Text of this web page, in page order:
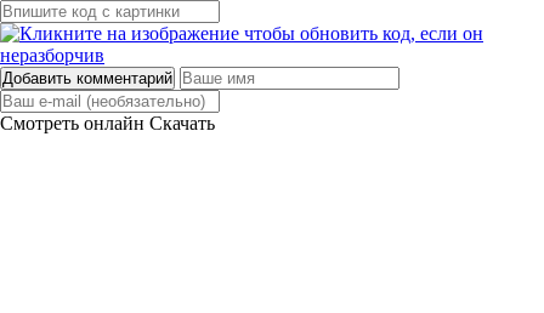
Добавить комментарий
Смотреть онлайн Скачать